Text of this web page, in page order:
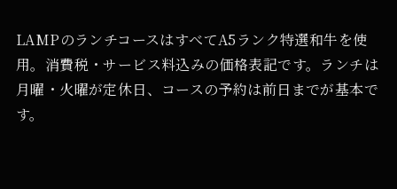
LAMPのランチコースはすべてA5ランク特選和牛を使
用。消費税・サービス料込みの価格表記です。ランチは
月曜・火曜が定休日、コースの予約は前日までが基本で
す。